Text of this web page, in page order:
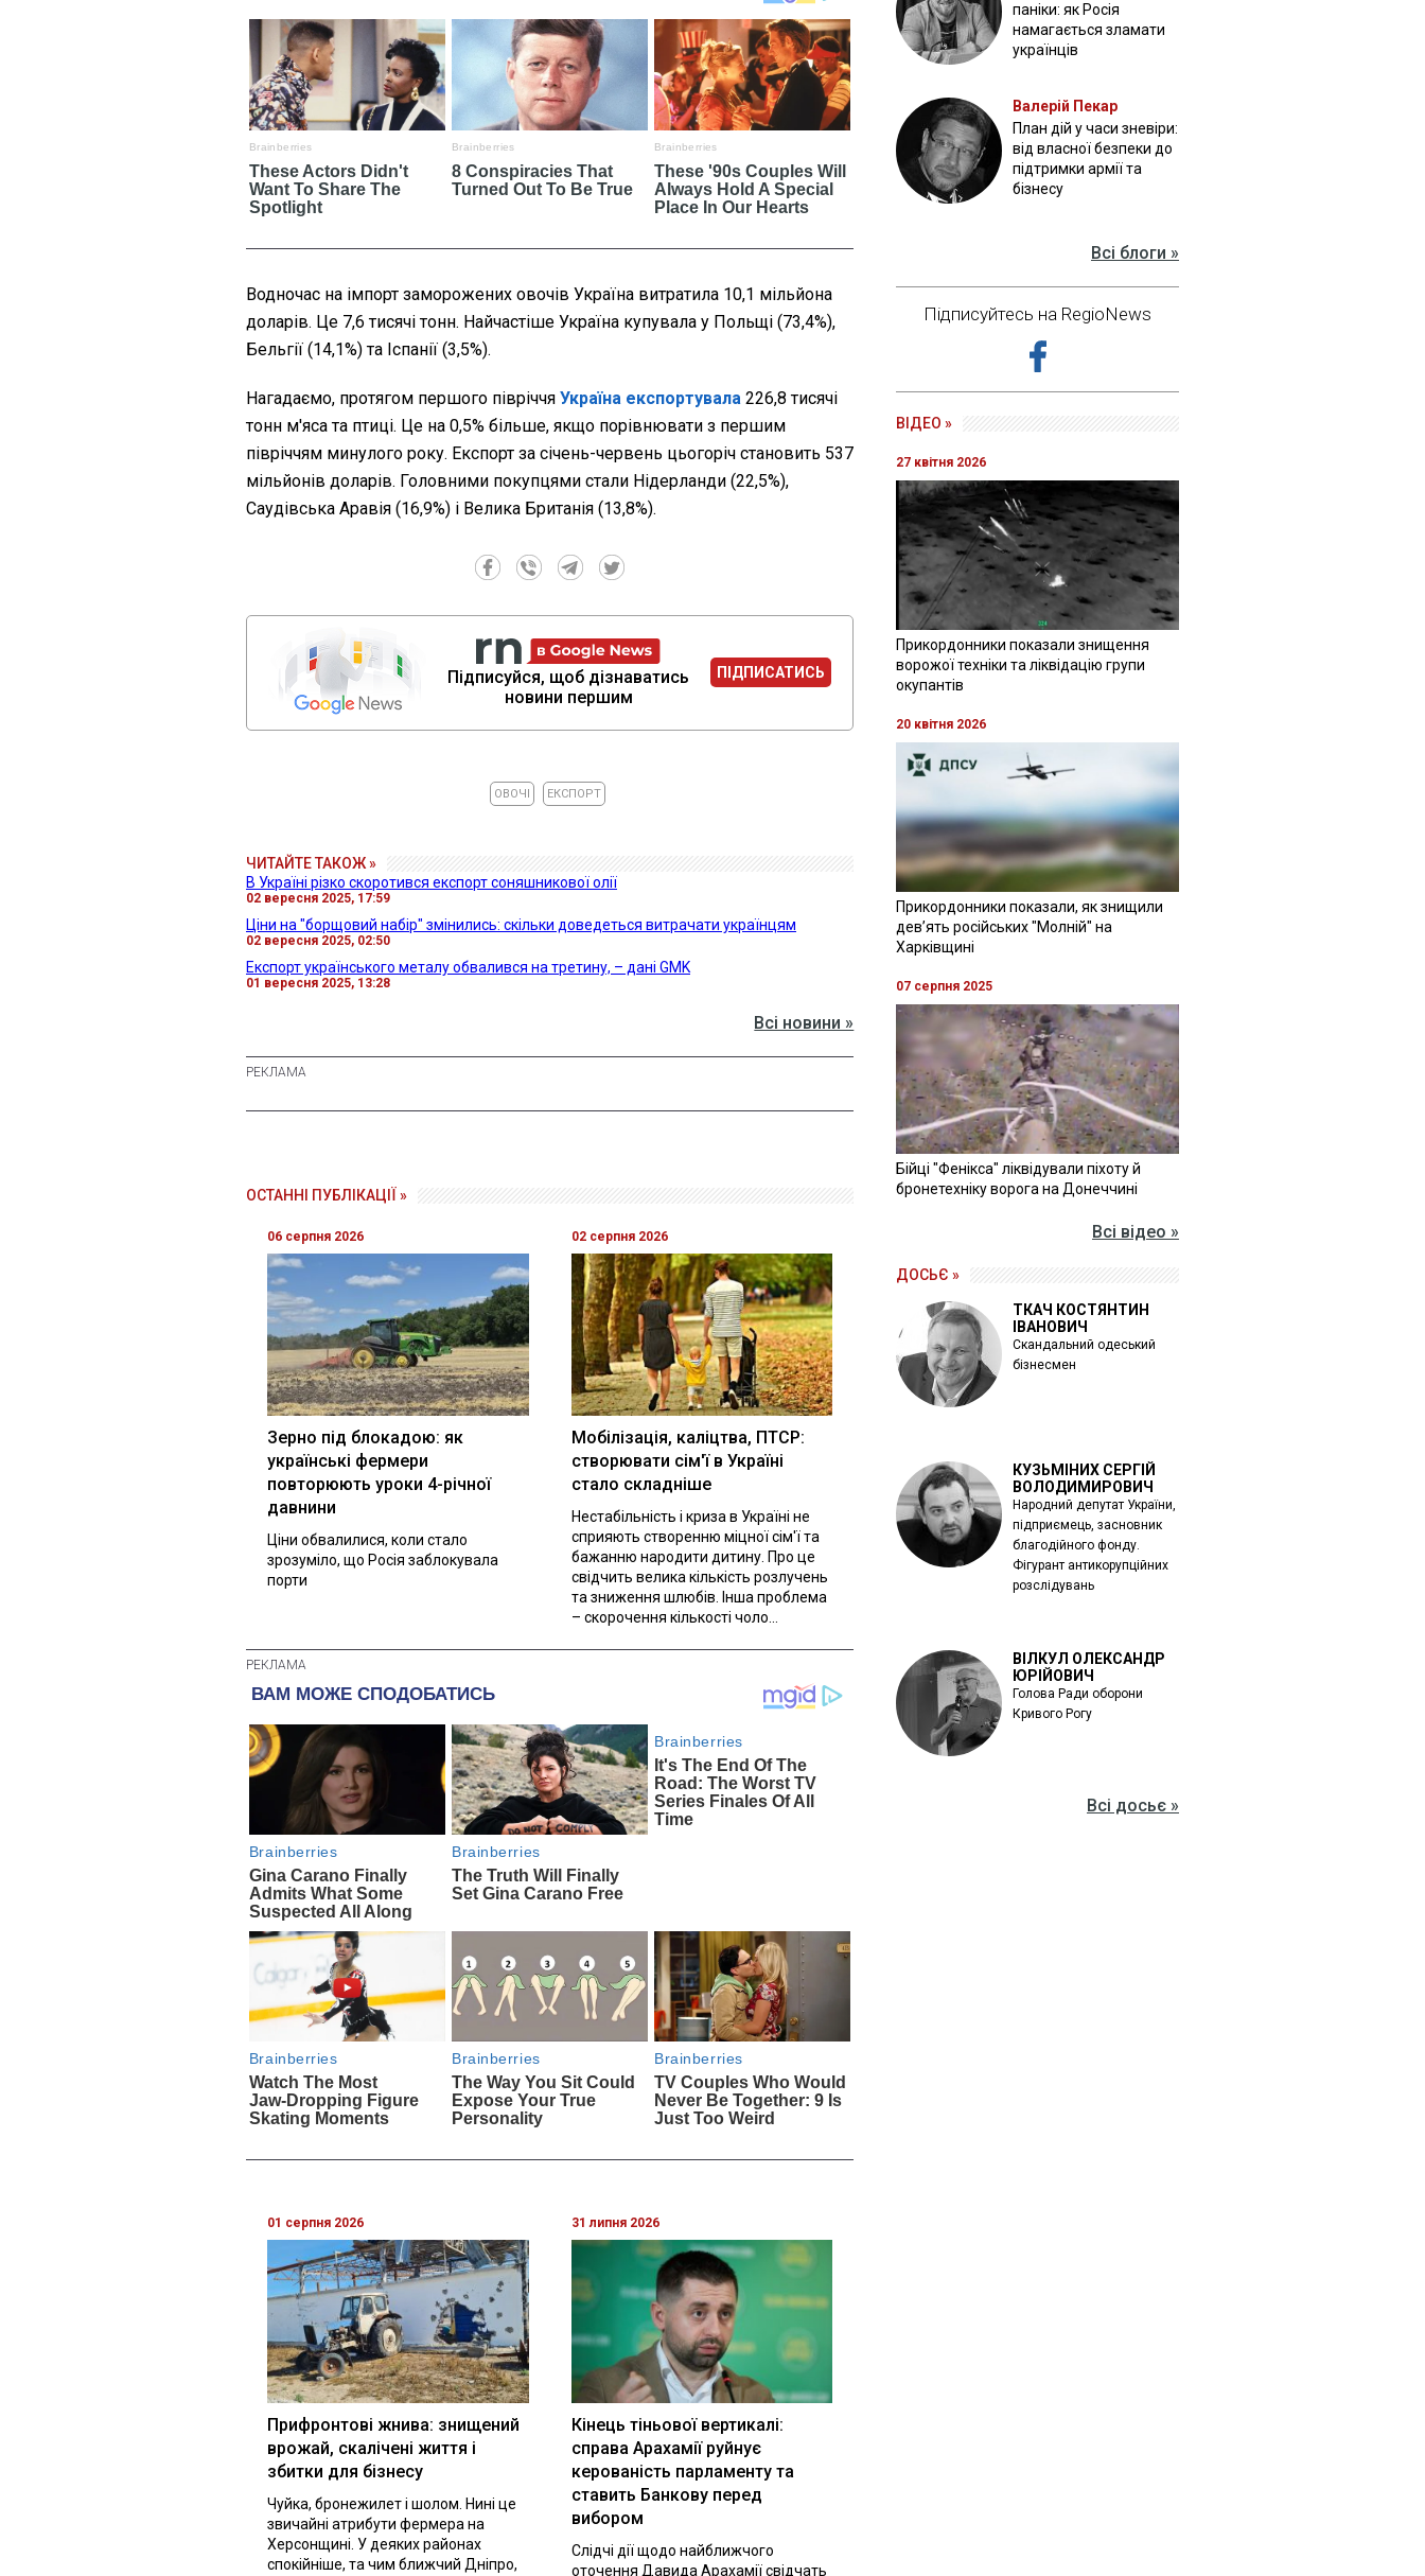
Водночас на імпорт заморожених овочів Україна витратила 10,1 мільйона
доларів. Це 7,6 тисячі тонн. Найчастіше Україна купувала у Польщі (73,4%),
Бельгії (14,1%) та Іспанії (3,5%).
Нагадаємо, протягом першого півріччя Україна експортувала 226,8 тисячі
тонн м'яса та птиці. Це на 0,5% більше, якщо порівнювати з першим
півріччям минулого року. Експорт за січень-червень цьогоріч становить 537
мільйонів доларів. Головними покупцями стали Нідерланди (22,5%),
Саудівська Аравія (16,9%) і Велика Британія (13,8%).
Підписуйся, щоб дізнаватись
новини першим
ПІДПИСАТИСЬ
ОВОЧІ ЕКСПОРТ
ЧИТАЙТЕ ТАКОЖ »
В Україні різко скоротився експорт соняшникової олії
02 вересня 2025, 17:59
Ціни на "борщовий набір" змінились: скільки доведеться витрачати українцям
02 вересня 2025, 02:50
Експорт українського металу обвалився на третину, – дані GMK
01 вересня 2025, 13:28
Всі новини »
ОСТАННІ ПУБЛІКАЦІЇ »
06 серпня 2026
Зерно під блокадою: як
українські фермери
повторюють уроки 4-річної
давнини
Ціни обвалилися, коли стало
зрозуміло, що Росія заблокувала
порти
02 серпня 2026
Мобілізація, каліцтва, ПТСР:
створювати сім'ї в Україні
стало складніше
Нестабільність і криза в Україні не
сприяють створенню міцної сім'ї та
бажанню народити дитину. Про це
свідчить велика кількість розлучень
та зниження шлюбів. Інша проблема
– скорочення кількості чоло...
01 серпня 2026
Прифронтові жнива: знищений
врожай, скалічені життя і
збитки для бізнесу
Чуйка, бронежилет і шолом. Нині це
звичайні атрибути фермера на
Херсонщині. У деяких районах
спокійніше, та чим ближчий Дніпро,
31 липня 2026
Кінець тіньової вертикалі:
справа Арахамії руйнує
керованість парламенту та
ставить Банкову перед
вибором
Слідчі дії щодо найближчого
оточення Давида Арахамії свідчать
паніки: як Росія
намагається зламати
українців
Валерій Пекар
План дій у часи зневіри:
від власної безпеки до
підтримки армії та
бізнесу
Всі блоги »
Підписуйтесь на RegioNews
ВІДЕО »
27 квітня 2026
Прикордонники показали знищення
ворожої техніки та ліквідацію групи
окупантів
20 квітня 2026
Прикордонники показали, як знищили
девʼять російських "Молній" на
Харківщині
07 серпня 2025
Бійці "Фенікса" ліквідували піхоту й
бронетехніку ворога на Донеччині
Всі відео »
ДОСЬЄ »
ТКАЧ КОСТЯНТИН
ІВАНОВИЧ
Скандальний одеський
бізнесмен
КУЗЬМІНИХ СЕРГІЙ
ВОЛОДИМИРОВИЧ
Народний депутат України,
підприємець, засновник
благодійного фонду.
Фігурант антикорупційних
розслідувань
ВІЛКУЛ ОЛЕКСАНДР
ЮРІЙОВИЧ
Голова Ради оборони
Кривого Рогу
Всі досьє »